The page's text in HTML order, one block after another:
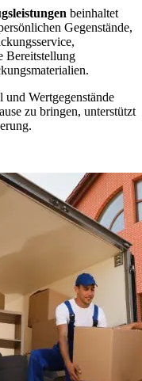
beinhaltet
Gegenstände,
Bereitstellung
Wertgegenstände
zu bringen, unterstützt